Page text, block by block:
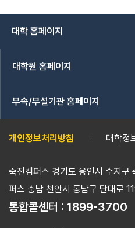
대학 홈페이지
대학원 홈페이지
부속/부설기관 홈페이지
개인정보처리방침 대학정
죽전캠퍼스 경기도 용인시 수지
퍼스 충남 천안시 동남구 단대로
통합콜센터 : 1899-3700